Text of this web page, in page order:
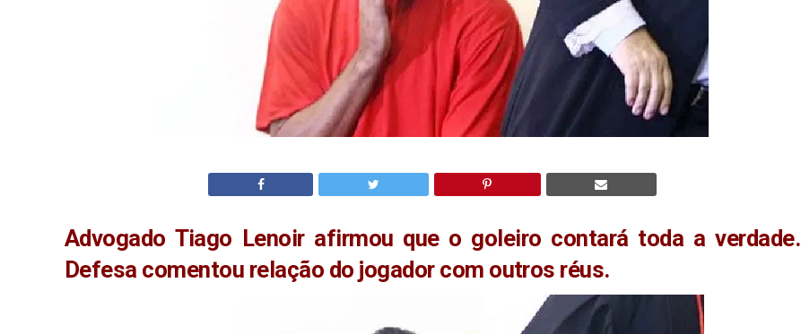
Advogado Tiago Lenoir afirmou que o goleiro contará toda a verdade.
Defesa comentou relação do jogador com outros réus.